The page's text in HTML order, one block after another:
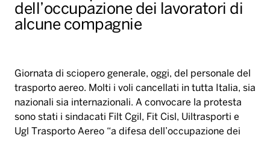
dell’occupazione dei lavoratori di
alcune compagnie
Giornata di sciopero generale, oggi, del personale del
trasporto aereo. Molti i voli cancellati in tutta Italia, sia
nazionali sia internazionali. A convocare la protesta
sono stati i sindacati Filt Cgil, Fit Cisl, Uiltrasporti e
Ugl Trasporto Aereo “a difesa dell’occupazione dei